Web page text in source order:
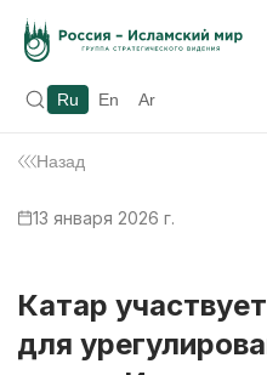
Ru En Ar
Назад
13 января 2026 г.
Катар
для